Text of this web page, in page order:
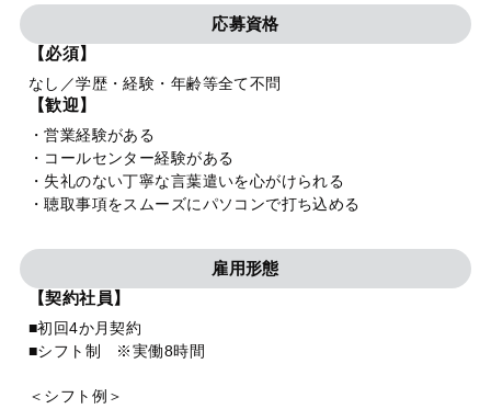
応募資格
【必須】
なし／学歴・経験・年齢等全て不問
【歓迎】
・営業経験がある
・コールセンター経験がある
・失礼のない丁寧な言葉遣いを心がけられる
・聴取事項をスムーズにパソコンで打ち込める
雇用形態
【契約社員】
■初回4か月契約
■シフト制 ※実働8時間
＜シフト例＞